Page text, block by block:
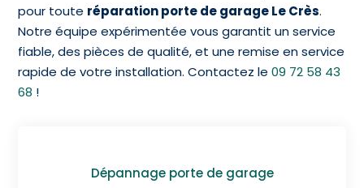
pour toute réparation porte de garage Le Crès.
Notre équipe expérimentée vous garantit un service
fiable, des pièces de qualité, et une remise en service
rapide de votre installation. Contactez le09 72 58 43
68 !
Dépannage porte de garage